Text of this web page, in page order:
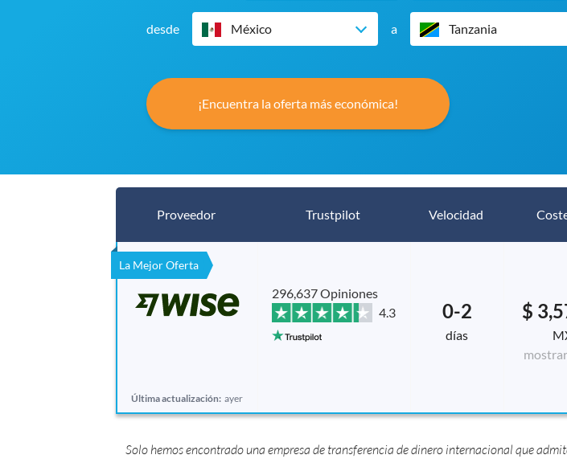
desde México a Tanzania
¡Encuentra la oferta más económica!
Proveedor Trustpilot Velocidad
La Mejor Oferta
Última actualización: ayer
296,637 Opiniones
4.3
0-2
días
$
Solo hemos encontrado una empresa de transferencia de dinero internacional que